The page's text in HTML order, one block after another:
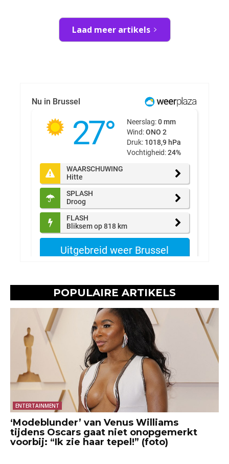
Laad meer artikels
POPULAIRE ARTIKELS
ENTERTAINMENT
‘Modeblunder’ van Venus Williams
tijdens Oscars gaat niet onopgemerkt
voorbij: “Ik zie haar tepel!” (foto)